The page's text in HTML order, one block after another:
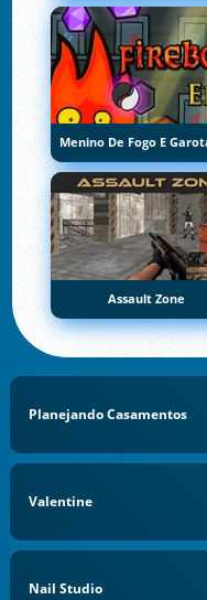
Assault Zone
Planejando Casamentos
Valentine
Nail Studio